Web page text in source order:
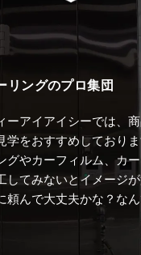
リングのプロ集団
ーアイアイシーでは、
学をおすすめしておりま
グやカーフィルム、カ
してみないとイメージ
頼んで大丈夫かな？な